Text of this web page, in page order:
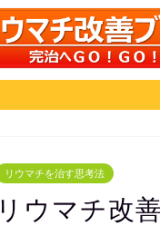
リウマチを治す思考法
リウマチ改